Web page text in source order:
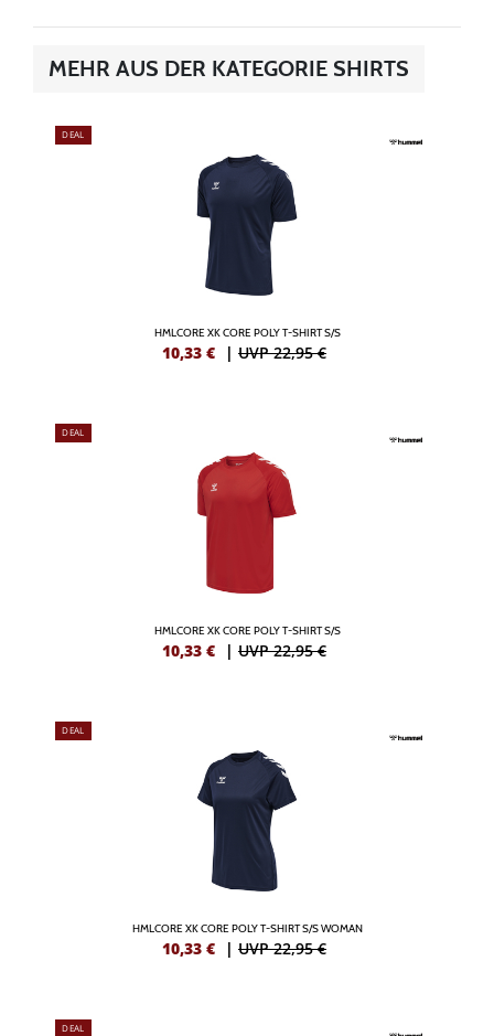
MEHR AUS DER KATEGORIE SHIRTS
DEAL
HMLCORE XK CORE POLY T-SHIRT S/S
10,33 € | UVP 22,95 €
DEAL
HMLCORE XK CORE POLY T-SHIRT S/S
10,33 € | UVP 22,95 €
DEAL
HMLCORE XK CORE POLY T-SHIRT S/S WOMAN
10,33 € | UVP 22,95 €
DEAL